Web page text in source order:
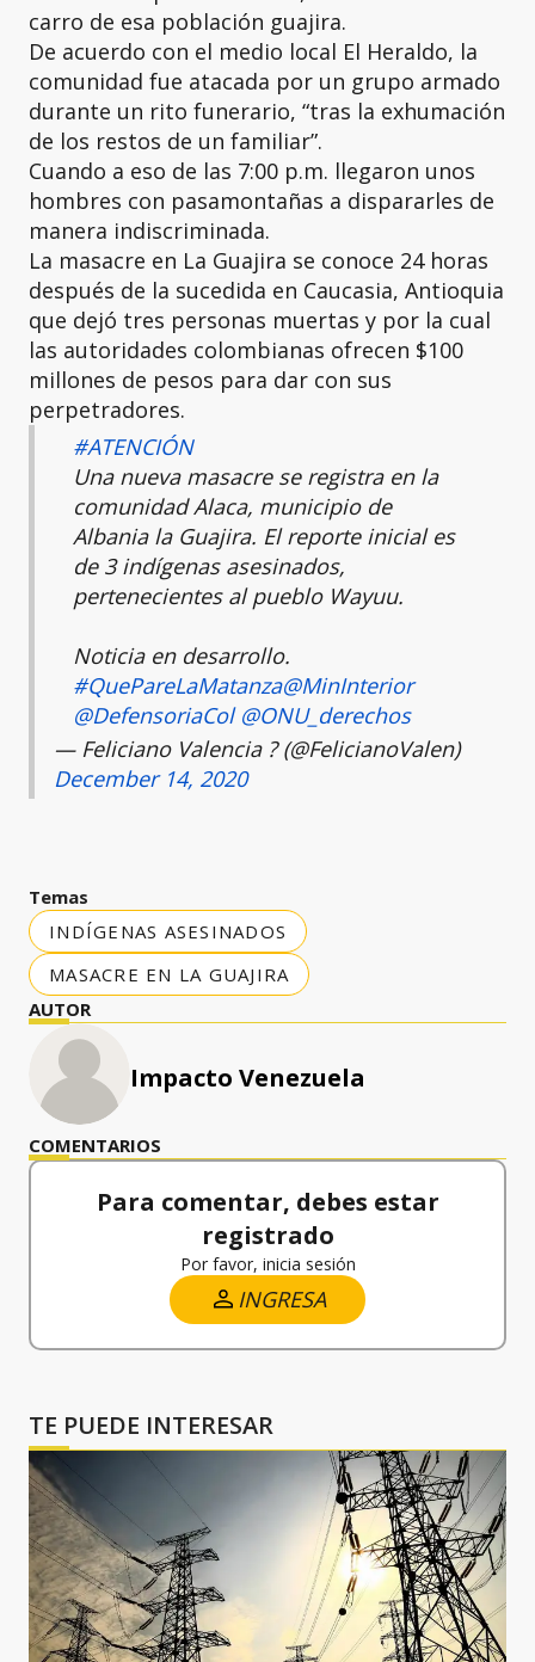
carro de esa población guajira.
De acuerdo con el medio local El Heraldo, la
comunidad fue atacada por un grupo armado
durante un rito funerario, “tras la exhumación
de los restos de un familiar”.
Cuando a eso de las 7:00 p.m. llegaron unos
hombres con pasamontañas a dispararles de
manera indiscriminada.
La masacre en La Guajira se conoce 24 horas
después de la sucedida en Caucasia, Antioquia
que dejó tres personas muertas y por la cual
las autoridades colombianas ofrecen $100
millones de pesos para dar con sus
perpetradores.
#ATENCIÓN
Una nueva masacre se registra en la
comunidad Alaca, municipio de
Albania la Guajira. El reporte inicial es
de 3 indígenas asesinados,
pertenecientes al pueblo Wayuu.
Noticia en desarrollo.
#QuePareLaMatanza@MinInterior
@DefensoriaCol @ONU_derechos
— Feliciano Valencia ? (@FelicianoValen)
December 14, 2020
Temas
INDÍGENAS ASESINADOS
MASACRE EN LA GUAJIRA
AUTOR
Impacto Venezuela
COMENTARIOS
Para comentar, debes estar
registrado
Por favor, inicia sesión
INGRESA
TE PUEDE INTERESAR